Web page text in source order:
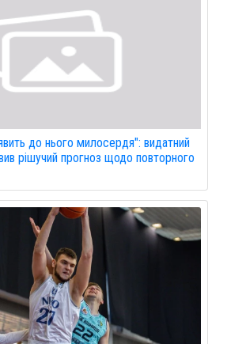
до нього милосердя": видатний
рішучий прогноз щодо повторного